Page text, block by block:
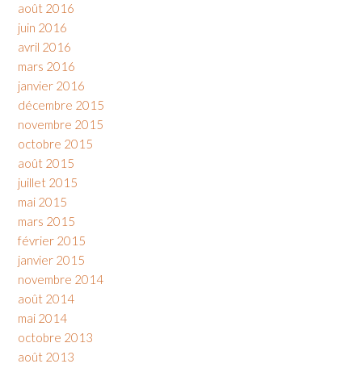
août 2016
juin 2016
avril 2016
mars 2016
janvier 2016
décembre 2015
novembre 2015
octobre 2015
août 2015
juillet 2015
mai 2015
mars 2015
février 2015
janvier 2015
novembre 2014
août 2014
mai 2014
octobre 2013
août 2013